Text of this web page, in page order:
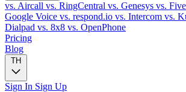
vs. Aircall vs. RingCentral vs. Genesys vs.
Google Voice vs. respond.io vs. Intercom vs.
Dialpad vs. 8x8 vs. OpenPhone
Pricing
Blog
TH
Sign In Sign Up